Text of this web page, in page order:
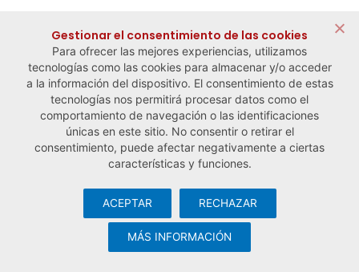
← Noticia anterior Noticia siguiente →
© Observatorio Español de la Economía Social y del Trabajo
Aviso legal y política de privacidad
cookies· Desarrollo web:Visualco
Gestionar el consentimiento de las cookies
Para ofrecer las mejores experiencias, utilizamos
tecnologías como las cookies para almacenar y/o acceder
a la información del dispositivo. El consentimiento de estas
tecnologías nos permitirá procesar datos como el
comportamiento de navegación o las identificaciones
únicas en este sitio. No consentir o retirar el
consentimiento, puede afectar negativamente a ciertas
características y funciones.
ACEPTAR RECHAZAR
MÁS INFORMACIÓN